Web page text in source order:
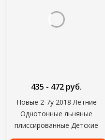
Новые 2-7y 2018 Летние
Однотонные льняные
плиссированные Детские
Брюки длиной до щиколотки
435 - 472 руб.